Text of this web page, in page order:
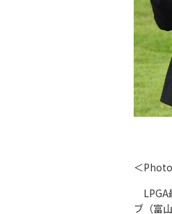
＜
LPGA
ブ（富